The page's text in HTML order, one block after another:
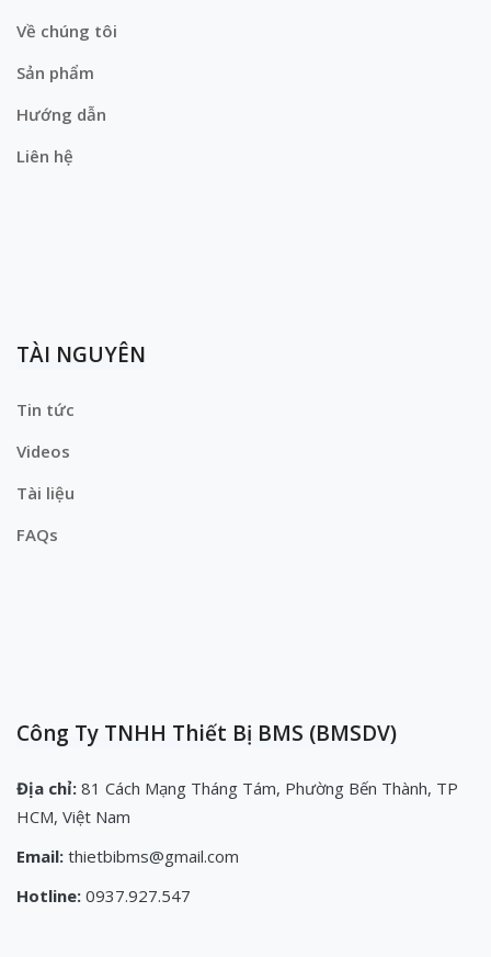
Về chúng tôi
Sản phẩm
Hướng dẫn
Liên hệ
TÀI NGUYÊN
Tin tức
Videos
Tài liệu
FAQs
Công Ty TNHH Thiết Bị BMS (BMSDV)
Địa chỉ: 81 Cách Mạng Tháng Tám, Phường Bến Thành, TP
HCM, Việt Nam
Email: thietbibms@gmail.com
Hotline: 0937.927.547